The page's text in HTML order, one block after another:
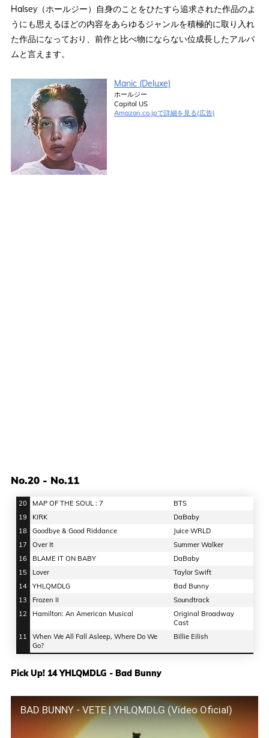
Halsey（ホールジー）自身のことをひたすら追求された作品のよ
うにも思えるほどの内容をあらゆるジャンルを積極的に取り入れ
た作品になっており、前作と比べ物にならない位成長したアルバ
ムと言えます。
Manic (Deluxe)
ホールジー
Capitol US
Amazon.co.jpで詳細を見る(広告)
No.20 - No.11
20 MAP OF THE SOUL : 7
BTS
19
KIRK
DaBaby
18
Goodbye & Good Riddance
Juice WRLD
17
Over It
Summer Walker
16
BLAME IT ON BABY
DaBaby
15
Lover
Taylor Swift
14
YHLQMDLG
Bad Bunny
13
Frozen II
Soundtrack
12
Hamilton: An American Musical
Original Broadway
Cast
11
When We All Fall Asleep, Where Do We
Go?
Billie Eilish
Pick Up! 14 YHLQMDLG - Bad Bunny
BAD BUNNY - VETE | YHLQMDLG (Video Oficial)